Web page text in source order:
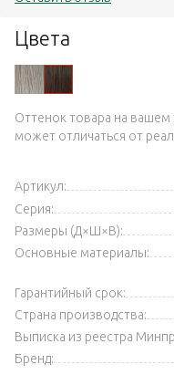
Цвета
Оттенок товара на вашем
может отличаться от
Артикул:
Серия:
Размеры (Д×Ш×В):
Основные материалы:
Гарантийный срок:
Страна производства:
Выписка из реестра
Бренд: